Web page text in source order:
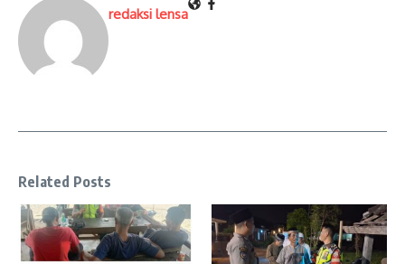
redaksi lensa
Related Posts